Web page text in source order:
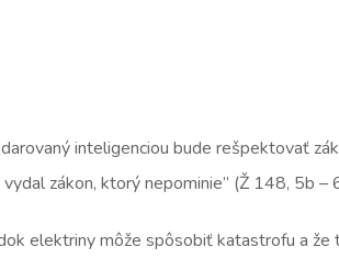
inteligenciou bude rešpektovať
zákon, ktorý nepominie” (Ž 148, 5b –
elektriny môže spôsobiť katastrofu a